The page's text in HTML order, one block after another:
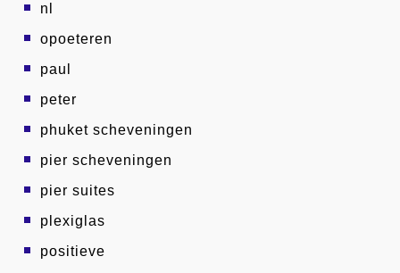
nl
opoeteren
paul
peter
phuket scheveningen
pier scheveningen
pier suites
plexiglas
positieve